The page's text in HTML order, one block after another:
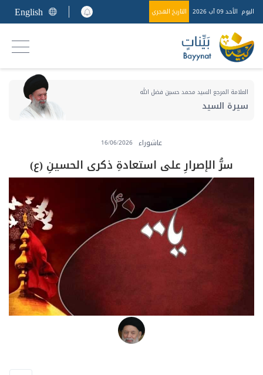
اليوم الأحد 09 آب 2026 التاريخ الهجري English
العلامة المرجع السيد محمد حسين فضل الله
سيرة السيد
عاشوراء 16/06/2026
سرُّ الإصرارِ على استعادةِ ذكرى الحسينِ (ع)